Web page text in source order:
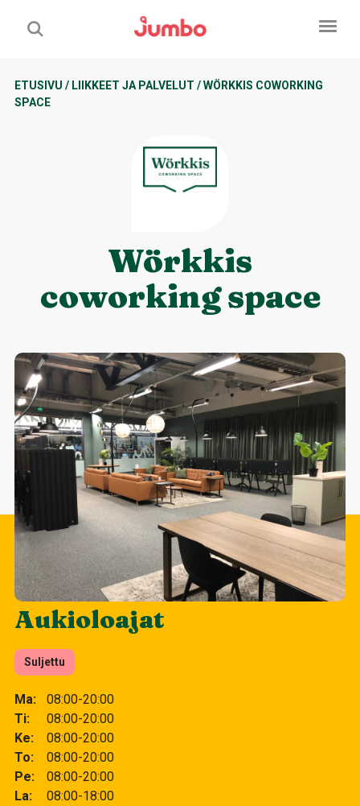
ETUSIVU / LIIKKEET JA PALVELUT /WÖRKKIS COWORKING
SPACE
Wörkkis
coworking space
Aukioloajat
Suljettu
Ma
08:00-20:00
Ti
08:00-20:00
Ke
08:00-20:00
To
08:00-20:00
Pe
08:00-20:00
La
08:00-18:00